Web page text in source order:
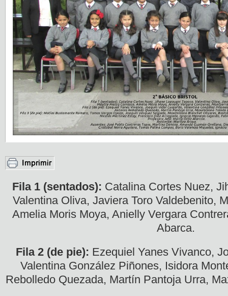
Fila 1 (sentados): Catalina Cortes Nuez,
Valentina Oliva, Javiera Toro Valdebenito,
Amelia Moris Moya, Anielly Vergara
Abarca.
Fila 2 (de pie): Ezequiel Yanes Vivanco,
Valentina González Piñones, Isidora
Rebolledo Quezada, Martín Pantoja Urra,